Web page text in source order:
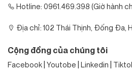
Hotline: 0961.469.398 (Giờ hành
Địa chỉ: 102 Thái Thịnh, Đống Đa,
Cộng đồng của chúng tôi
Facebook|Youtobe|Linkedin|